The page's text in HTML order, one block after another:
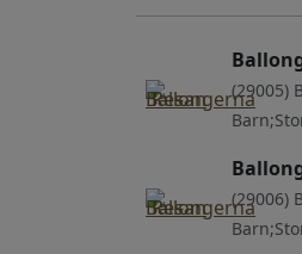
(29005)
(29006)